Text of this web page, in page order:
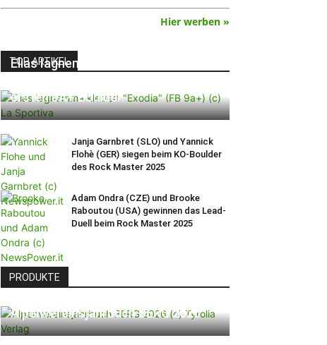
Hier werben »
TOP ARTIKEL
Elias Iagnemma klettert „Exodia“:
ersten 9A+ Boulder
Janja Garnbret (SLO) und Yannick
Flohè (GER) siegen beim KO-Boulder
des Rock Master 2025
Adam Ondra (CZE) und Brooke
Raboutou (USA) gewinnen das Lead-
Duell beim Rock Master 2025
PRODUKTE
Alpenvereinsjahrbuch BERG 2026